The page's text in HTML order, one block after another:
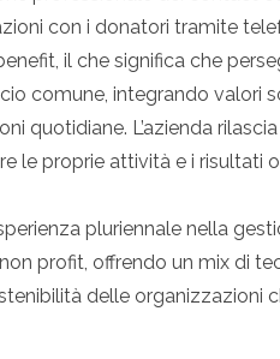
con i donatori tramite
il che significa che
comune, integrando valori
quotidiane. L’azienda
le proprie attività e i risultati
pluriennale nella
profit, offrendo un mix di
delle organizzazioni